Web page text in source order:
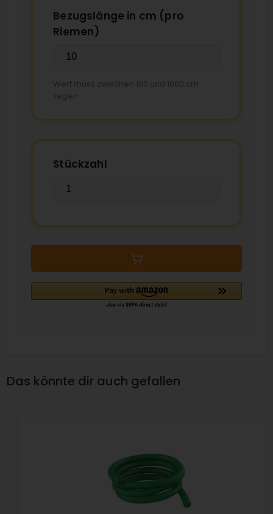
Bezugslänge in cm (pro
Riemen)
Wert muss zwischen 100 und 1000 cm
liegen
Stückzahl
Das könnte dir auch gefallen